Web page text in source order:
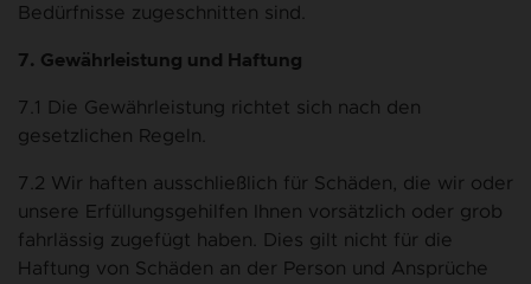
Bedürfnisse zugeschnitten sind.
7. Gewährleistung und Haftung
7.1 Die Gewährleistung richtet sich nach den
gesetzlichen Regeln.
7.2 Wir haften ausschließlich für Schäden, die wir oder
unsere Erfüllungsgehilfen Ihnen vorsätzlich oder grob
fahrlässig zugefügt haben. Dies gilt nicht für die
Haftung von Schäden an der Person und Ansprüche